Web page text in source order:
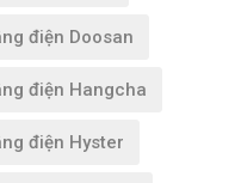
điện Doosan
điện Hangcha
điện Hyster